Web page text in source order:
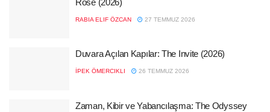
RABIA ELIF ÖZCAN 27 TEMMUZ 2026
Duvara Açılan Kapılar: The Invite (2026)
İPEK ÖMERCIKLI 26 TEMMUZ 2026
Zaman, Kibir ve Yabancılaşma: The Odyssey